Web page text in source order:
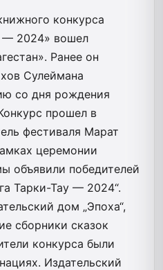
конкурса
— 2024» вошел
Ранее он
Сулеймана
со дня рождения
прошел в
фестиваля Марат
церемонии
объявили победителей
Тарки-Тау — 2024“.
дом „Эпоха“,
сборники сказок
конкурса были
Издательский